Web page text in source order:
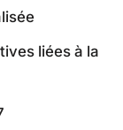
liées à la